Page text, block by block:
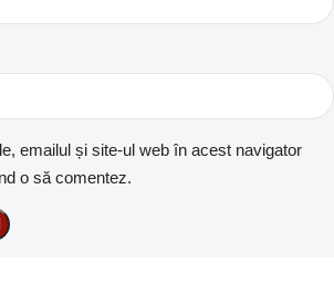
emailul și site-ul web în acest navigator
o să comentez.